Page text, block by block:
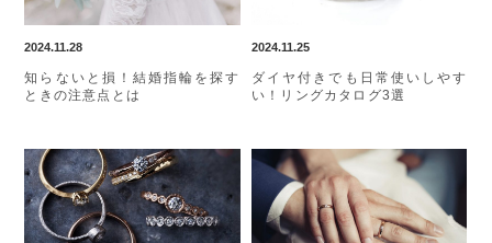
2024.11.28
知らないと損！結婚指輪を探す
ときの注意点とは
2024.11.25
ダイヤ付きでも日常使いしやす
い！リングカタログ3選